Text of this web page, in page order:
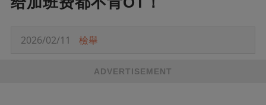
2026/02/11 檢舉
ADVERTISEMENT